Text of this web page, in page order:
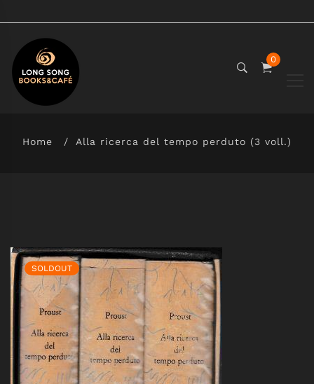
0
Home Alla ricerca del tempo perduto (3 voll.)
SOLDOUT